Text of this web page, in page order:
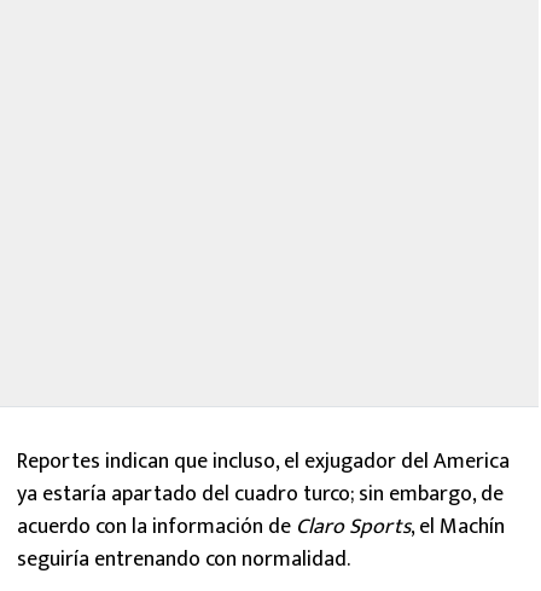
Reportes indican que incluso, el exjugador del America
ya estaría apartado del cuadro turco; sin embargo, de
acuerdo con la información de Claro Sports, el Machín
seguiría entrenando con normalidad.